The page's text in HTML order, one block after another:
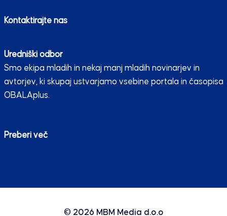
Kontaktirajte nas
Uredniški odbor
Smo ekipa mladih in nekaj manj mladih novinarjev in
avtorjev, ki skupaj ustvarjamo vsebine portala in časopisa
OBALAplus.
Preberi več
© 2026 MBM Media d.o.o